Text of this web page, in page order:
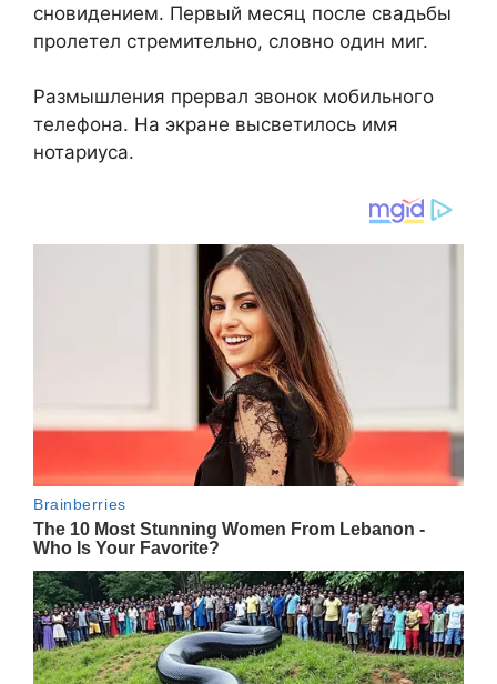
сновидением. Первый месяц после свадьбы
пролетел стремительно, словно один миг.
Размышления прервал звонок мобильного
телефона. На экране высветилось имя
нотариуса.